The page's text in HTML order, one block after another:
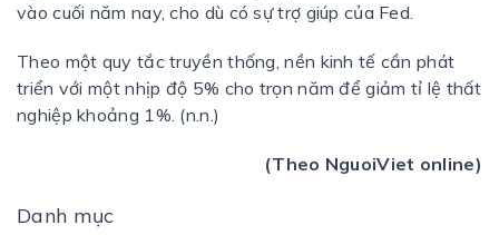
vào cuối năm nay, cho dù có sự trợ giúp của Fed.
Theo một quy tắc truyền thống, nền kinh tế cần phát
triển với một nhịp độ 5% cho trọn năm để giảm tỉ lệ thất
nghiệp khoảng 1%. (n.n.)
(Theo NguoiViet online)
Danh mục